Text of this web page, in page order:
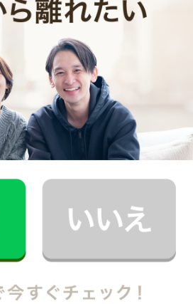
）
社との比較